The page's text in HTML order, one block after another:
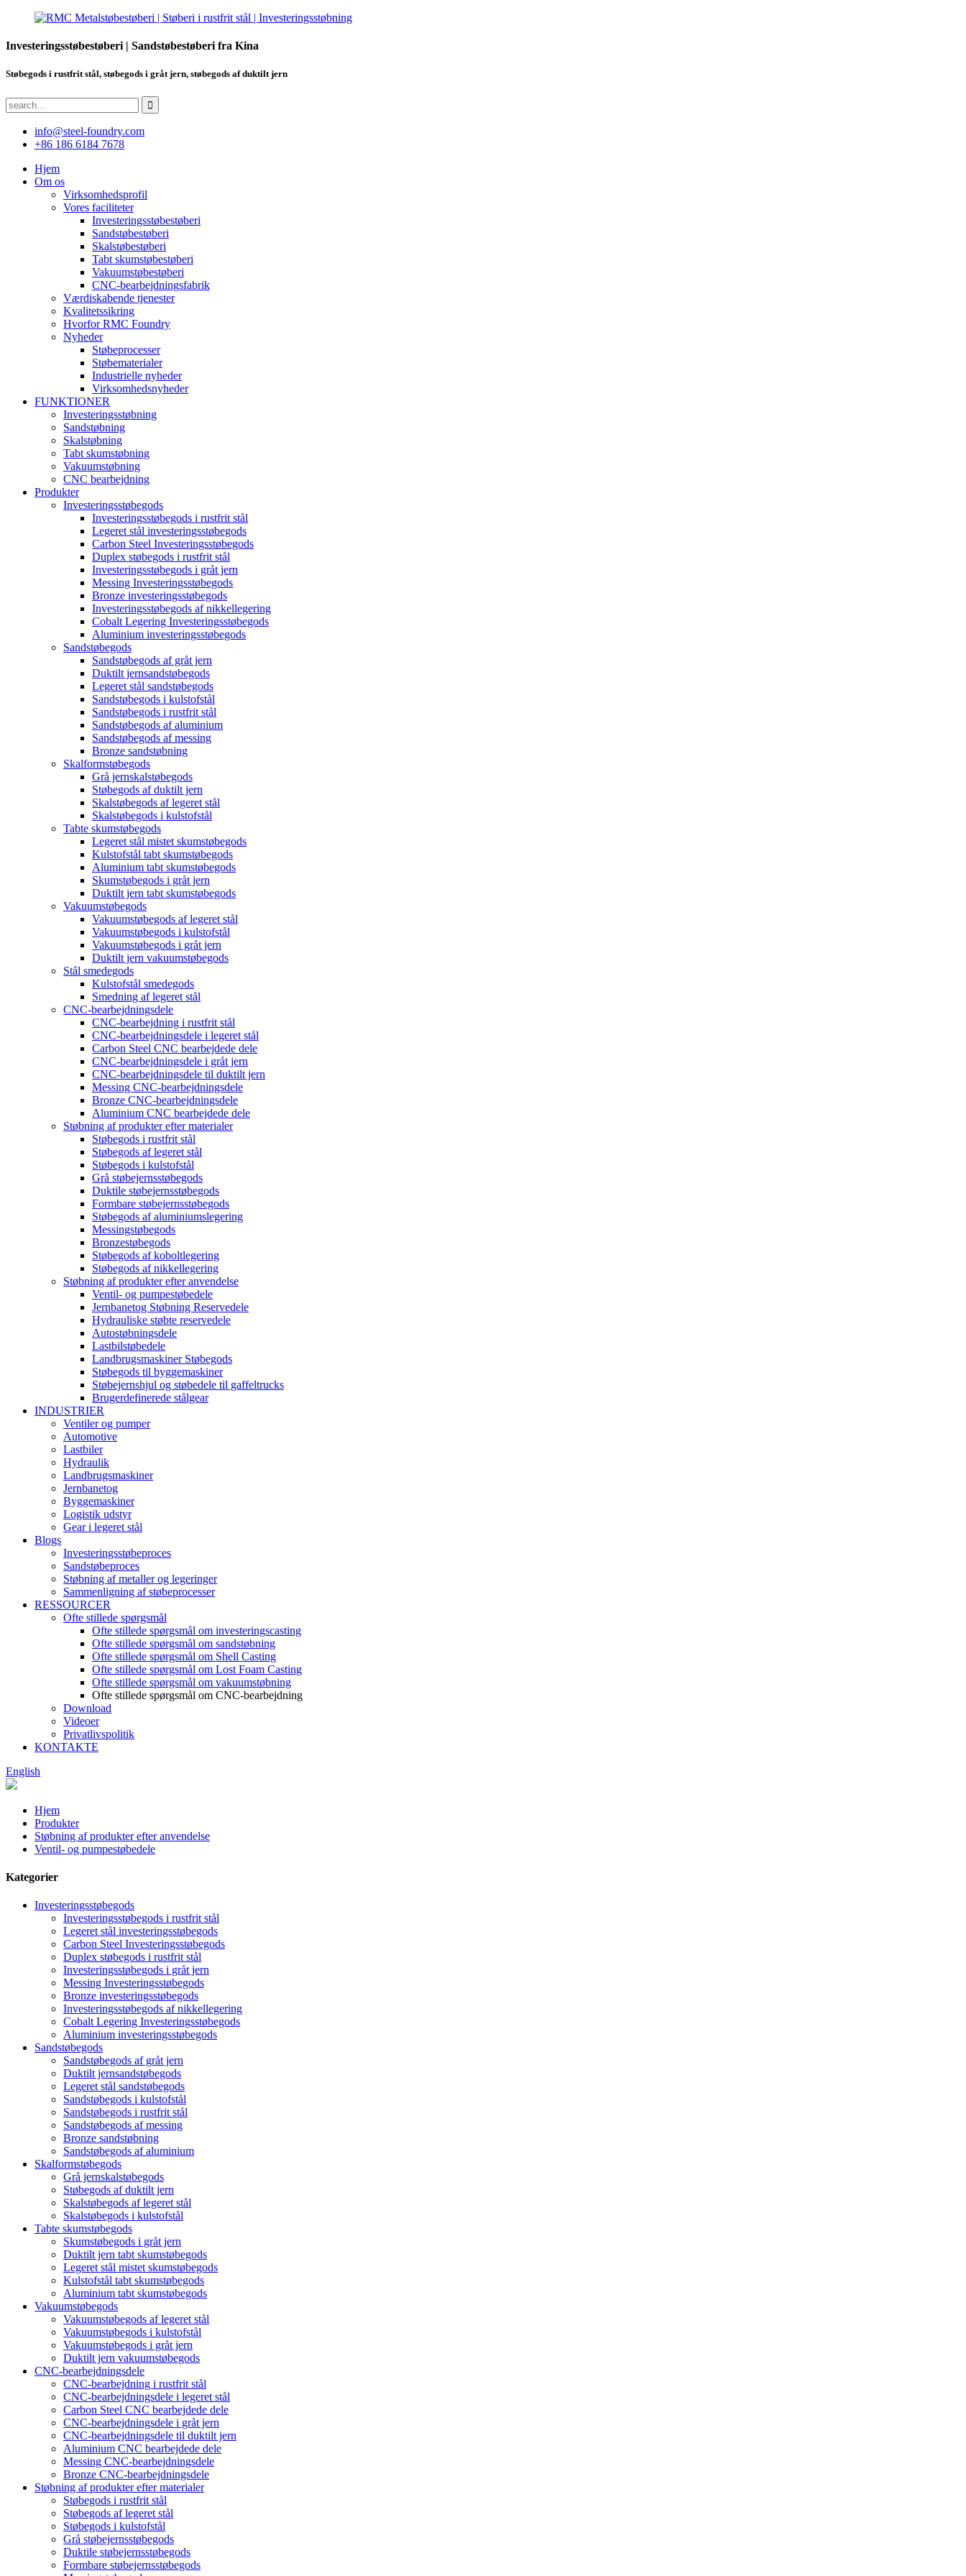
Investeringsstøbestøberi | Sandstøbestøberi fra Kina
Støbegods i rustfrit stål, støbegods i gråt jern, støbegods af duktilt jern
info@steel-foundry.com
+86 186 6184 7678
Hjem
Om os
Virksomhedsprofil
Vores faciliteter
Investeringsstøbestøberi
Sandstøbestøberi
Skalstøbestøberi
Tabt skumstøbestøberi
Vakuumstøbestøberi
CNC-bearbejdningsfabrik
Værdiskabende tjenester
Kvalitetssikring
Hvorfor RMC Foundry
Nyheder
Støbeprocesser
Støbematerialer
Industrielle nyheder
Virksomhedsnyheder
FUNKTIONER
Investeringsstøbning
Sandstøbning
Skalstøbning
Tabt skumstøbning
Vakuumstøbning
CNC bearbejdning
Produkter
Investeringsstøbegods
Investeringsstøbegods i rustfrit stål
Legeret stål investeringsstøbegods
Carbon Steel Investeringsstøbegods
Duplex støbegods i rustfrit stål
Investeringsstøbegods i gråt jern
Messing Investeringsstøbegods
Bronze investeringsstøbegods
Investeringsstøbegods af nikkellegering
Cobalt Legering Investeringsstøbegods
Aluminium investeringsstøbegods
Sandstøbegods
Sandstøbegods af gråt jern
Duktilt jernsandstøbegods
Legeret stål sandstøbegods
Sandstøbegods i kulstofstål
Sandstøbegods i rustfrit stål
Sandstøbegods af aluminium
Sandstøbegods af messing
Bronze sandstøbning
Skalformstøbegods
Grå jernskalstøbegods
Støbegods af duktilt jern
Skalstøbegods af legeret stål
Skalstøbegods i kulstofstål
Tabte skumstøbegods
Legeret stål mistet skumstøbegods
Kulstofstål tabt skumstøbegods
Aluminium tabt skumstøbegods
Skumstøbegods i gråt jern
Duktilt jern tabt skumstøbegods
Vakuumstøbegods
Vakuumstøbegods af legeret stål
Vakuumstøbegods i kulstofstål
Vakuumstøbegods i gråt jern
Duktilt jern vakuumstøbegods
Stål smedegods
Kulstofstål smedegods
Smedning af legeret stål
CNC-bearbejdningsdele
CNC-bearbejdning i rustfrit stål
CNC-bearbejdningsdele i legeret stål
Carbon Steel CNC bearbejdede dele
CNC-bearbejdningsdele i gråt jern
CNC-bearbejdningsdele til duktilt jern
Messing CNC-bearbejdningsdele
Bronze CNC-bearbejdningsdele
Aluminium CNC bearbejdede dele
Støbning af produkter efter materialer
Støbegods i rustfrit stål
Støbegods af legeret stål
Støbegods i kulstofstål
Grå støbejernsstøbegods
Duktile støbejernsstøbegods
Formbare støbejernsstøbegods
Støbegods af aluminiumslegering
Messingstøbegods
Bronzestøbegods
Støbegods af koboltlegering
Støbegods af nikkellegering
Støbning af produkter efter anvendelse
Ventil- og pumpestøbedele
Jernbanetog Støbning Reservedele
Hydrauliske støbte reservedele
Autostøbningsdele
Lastbilstøbedele
Landbrugsmaskiner Støbegods
Støbegods til byggemaskiner
Støbejernshjul og støbedele til gaffeltrucks
Brugerdefinerede stålgear
INDUSTRIER
Ventiler og pumper
Automotive
Lastbiler
Hydraulik
Landbrugsmaskiner
Jernbanetog
Byggemaskiner
Logistik udstyr
Gear i legeret stål
Blogs
Investeringsstøbeproces
Sandstøbeproces
Støbning af metaller og legeringer
Sammenligning af støbeprocesser
RESSOURCER
Ofte stillede spørgsmål
Ofte stillede spørgsmål om investeringscasting
Ofte stillede spørgsmål om sandstøbning
Ofte stillede spørgsmål om Shell Casting
Ofte stillede spørgsmål om Lost Foam Casting
Ofte stillede spørgsmål om vakuumstøbning
Ofte stillede spørgsmål om CNC-bearbejdning
Download
Videoer
Privatlivspolitik
KONTAKTE
English
Hjem
Produkter
Støbning af produkter efter anvendelse
Ventil- og pumpestøbedele
Kategorier
Investeringsstøbegods
Investeringsstøbegods i rustfrit stål
Legeret stål investeringsstøbegods
Carbon Steel Investeringsstøbegods
Duplex støbegods i rustfrit stål
Investeringsstøbegods i gråt jern
Messing Investeringsstøbegods
Bronze investeringsstøbegods
Investeringsstøbegods af nikkellegering
Cobalt Legering Investeringsstøbegods
Aluminium investeringsstøbegods
Sandstøbegods
Sandstøbegods af gråt jern
Duktilt jernsandstøbegods
Legeret stål sandstøbegods
Sandstøbegods i kulstofstål
Sandstøbegods i rustfrit stål
Sandstøbegods af messing
Bronze sandstøbning
Sandstøbegods af aluminium
Skalformstøbegods
Grå jernskalstøbegods
Støbegods af duktilt jern
Skalstøbegods af legeret stål
Skalstøbegods i kulstofstål
Tabte skumstøbegods
Skumstøbegods i gråt jern
Duktilt jern tabt skumstøbegods
Legeret stål mistet skumstøbegods
Kulstofstål tabt skumstøbegods
Aluminium tabt skumstøbegods
Vakuumstøbegods
Vakuumstøbegods af legeret stål
Vakuumstøbegods i kulstofstål
Vakuumstøbegods i gråt jern
Duktilt jern vakuumstøbegods
CNC-bearbejdningsdele
CNC-bearbejdning i rustfrit stål
CNC-bearbejdningsdele i legeret stål
Carbon Steel CNC bearbejdede dele
CNC-bearbejdningsdele i gråt jern
CNC-bearbejdningsdele til duktilt jern
Aluminium CNC bearbejdede dele
Messing CNC-bearbejdningsdele
Bronze CNC-bearbejdningsdele
Støbning af produkter efter materialer
Støbegods i rustfrit stål
Støbegods af legeret stål
Støbegods i kulstofstål
Grå støbejernsstøbegods
Duktile støbejernsstøbegods
Formbare støbejernsstøbegods